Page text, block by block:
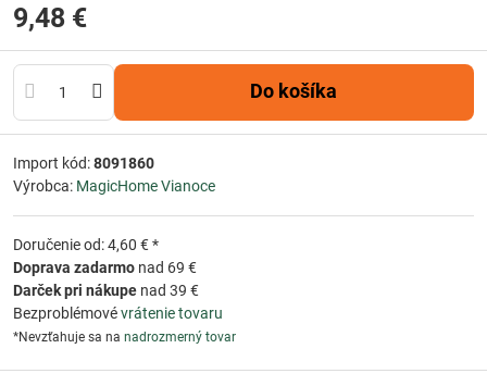
9,48 €
Do košíka
Import kód:8091860
Výrobca: MagicHome Vianoce
Doručenie od: 4,60 € *
Doprava zadarmo nad 69 €
Darček pri nákupe nad 39 €
Bezproblémovévrátenie tovaru
*Nevzťahuje sa na nadrozmerný tovar